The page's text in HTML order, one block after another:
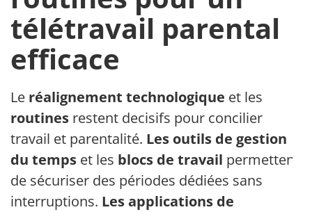
télétravail parental
efficace
Le réalignement technologique et les
routines restent decisifs pour concilier
travail et parentalité. Les outils de gestion
du temps et les blocs de travail permettent
de sécuriser des périodes dédiées sans
interruptions. Les applications de